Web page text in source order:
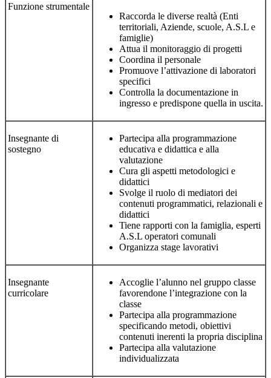
Funzione strumentale
Raccorda le diverse realtà (Enti
territoriali, Aziende, scuole, A.S.L e
famiglie)
Attua il monitoraggio di progetti
Coordina il personale
Promuove l’attivazione di laboratori
specifici
Controlla la documentazione in
ingresso e predispone quella in uscita.
Insegnante di
sostegno
Partecipa alla programmazione
educativa e didattica e alla
valutazione
Cura gli aspetti metodologici e
didattici
Svolge il ruolo di mediatori dei
contenuti programmatici, relazionali e
didattici
Tiene rapporti con la famiglia, esperti
A.S.L operatori comunali
Organizza stage lavorativi
Insegnante
curricolare
Accoglie l’alunno nel gruppo classe
favorendone l’integrazione con la
classe
Partecipa alla programmazione
specificando metodi, obiettivi
contenuti inerenti la propria disciplina
Partecipa alla valutazione
individualizzata